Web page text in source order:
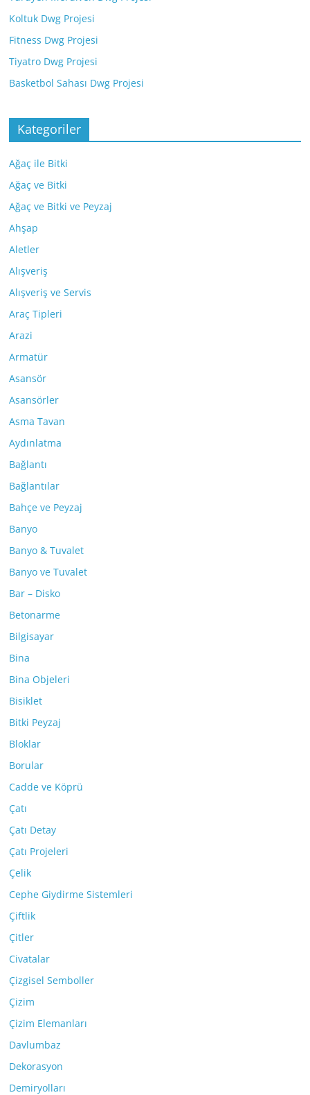
Koltuk Dwg Projesi
Fitness Dwg Projesi
Tiyatro Dwg Projesi
Basketbol Sahası Dwg Projesi
Kategoriler
Ağaç ile Bitki
Ağaç ve Bitki
Ağaç ve Bitki ve Peyzaj
Ahşap
Aletler
Alışveriş
Alışveriş ve Servis
Araç Tipleri
Arazi
Armatür
Asansör
Asansörler
Asma Tavan
Aydınlatma
Bağlantı
Bağlantılar
Bahçe ve Peyzaj
Banyo
Banyo & Tuvalet
Banyo ve Tuvalet
Bar – Disko
Betonarme
Bilgisayar
Bina
Bina Objeleri
Bisiklet
Bitki Peyzaj
Bloklar
Borular
Cadde ve Köprü
Çatı
Çatı Detay
Çatı Projeleri
Çelik
Cephe Giydirme Sistemleri
Çiftlik
Çitler
Civatalar
Çizgisel Semboller
Çizim
Çizim Elemanları
Davlumbaz
Dekorasyon
Demiryolları